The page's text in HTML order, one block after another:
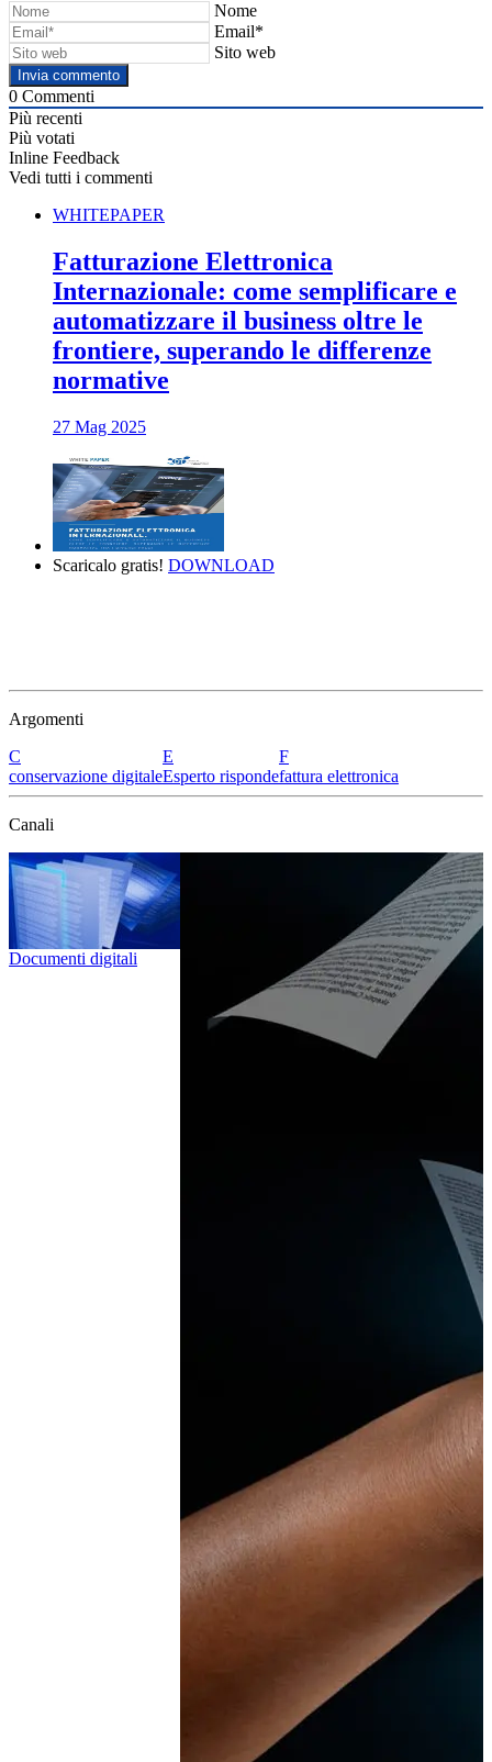
Nome
Email*
Sito web
0 Commenti
Più recenti
Più votati
Inline Feedback
Vedi tutti i commenti
WHITEPAPER
Fatturazione Elettronica
Internazionale: come semplificare e
automatizzare il business oltre le
frontiere, superando le differenze
normative
27 Mag 2025
Scaricalo gratis! DOWNLOAD
Argomenti
C
conservazione digitale
E
Esperto risponde
F
fattura elettronica
Canali